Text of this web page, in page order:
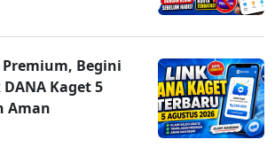
Premium, Begini
Kaget 5
Aman